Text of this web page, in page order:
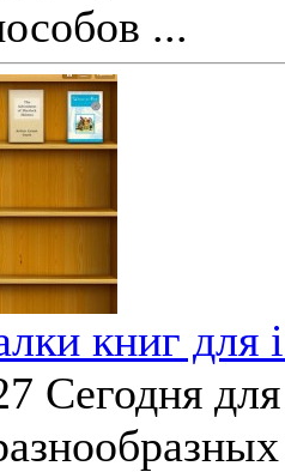
...
книг для
Сегодня